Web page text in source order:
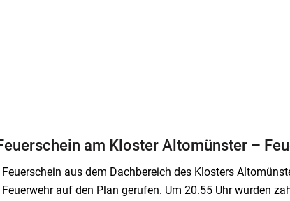
am Kloster Altomünster –
aus dem Dachbereich des Klosters
auf den Plan gerufen. Um 20.55 Uhr wurden